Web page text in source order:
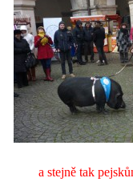
a stejně tak